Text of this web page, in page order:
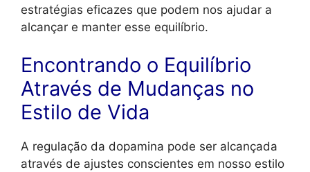
estratégias eficazes que podem nos ajudar a
alcançar e manter esse equilíbrio.
Encontrando o Equilíbrio
Através de Mudanças no
Estilo de Vida
A regulação da dopamina pode ser alcançada
através de ajustes conscientes em nosso estilo